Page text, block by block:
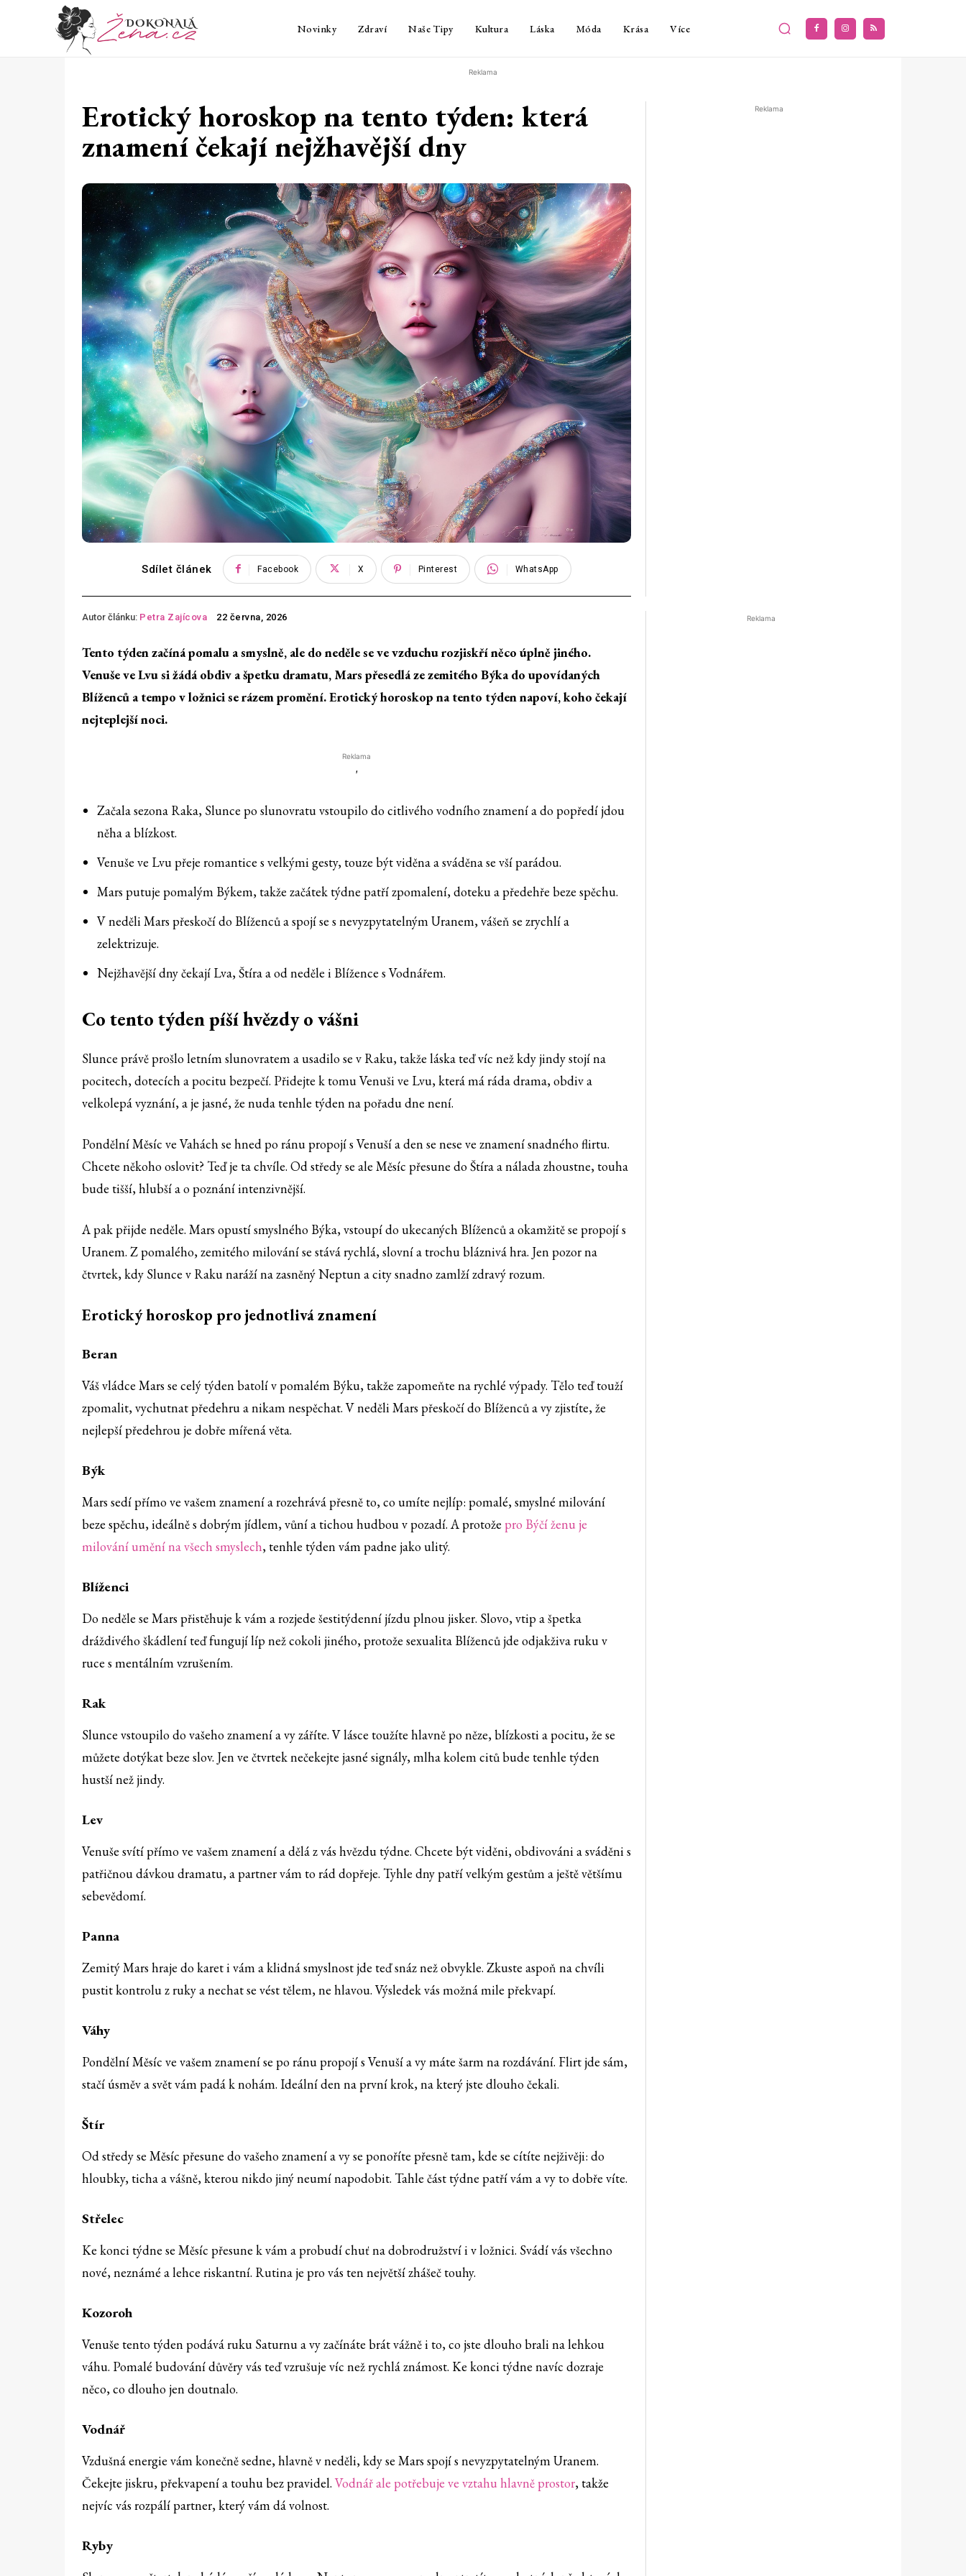
Novinky Zdraví Naše Tipy Kultura Láska Móda Krása Více
Reklama
Erotický horoskop na tento týden: která
znamení čekají nejžhavější dny
Sdílet článek Facebook X Pinterest WhatsApp
Reklama
Autor článku: Petra Zajícova 22 června, 2026
Tento týden začíná pomalu a smyslně, ale do neděle se ve vzduchu rozjiskří něco úplně jiného.
Venuše ve Lvu si žádá obdiv a špetku dramatu, Mars přesedlá ze zemitého Býka do upovídaných
Blíženců a tempo v ložnici se rázem promění. Erotický horoskop na tento týden napoví, koho čekají
nejteplejší noci.
Reklama
'
Začala sezona Raka, Slunce po slunovratu vstoupilo do citlivého vodního znamení a do popředí jdou
něha a blízkost.
Venuše ve Lvu přeje romantice s velkými gesty, touze být viděna a sváděna se vší parádou.
Mars putuje pomalým Býkem, takže začátek týdne patří zpomalení, doteku a předehře beze spěchu.
V neděli Mars přeskočí do Blíženců a spojí se s nevyzpytatelným Uranem, vášeň se zrychlí a
zelektrizuje.
Nejžhavější dny čekají Lva, Štíra a od neděle i Blížence s Vodnářem.
Co tento týden píší hvězdy o vášni
Slunce právě prošlo letním slunovratem a usadilo se v Raku, takže láska teď víc než kdy jindy stojí na
pocitech, dotecích a pocitu bezpečí. Přidejte k tomu Venuši ve Lvu, která má ráda drama, obdiv a
velkolepá vyznání, a je jasné, že nuda tenhle týden na pořadu dne není.
Pondělní Měsíc ve Vahách se hned po ránu propojí s Venuší a den se nese ve znamení snadného flirtu.
Chcete někoho oslovit? Teď je ta chvíle. Od středy se ale Měsíc přesune do Štíra a nálada zhoustne, touha
bude tišší, hlubší a o poznání intenzivnější.
A pak přijde neděle. Mars opustí smyslného Býka, vstoupí do ukecaných Blíženců a okamžitě se propojí s
Uranem. Z pomalého, zemitého milování se stává rychlá, slovní a trochu bláznivá hra. Jen pozor na
čtvrtek, kdy Slunce v Raku naráží na zasněný Neptun a city snadno zamlží zdravý rozum.
Erotický horoskop pro jednotlivá znamení
Beran
Váš vládce Mars se celý týden batolí v pomalém Býku, takže zapomeňte na rychlé výpady. Tělo teď touží
zpomalit, vychutnat předehru a nikam nespěchat. V neděli Mars přeskočí do Blíženců a vy zjistíte, že
nejlepší předehrou je dobře mířená věta.
Býk
Mars sedí přímo ve vašem znamení a rozehrává přesně to, co umíte nejlíp: pomalé, smyslné milování
beze spěchu, ideálně s dobrým jídlem, vůní a tichou hudbou v pozadí. A protože pro Býčí ženu je
milování umění na všech smyslech, tenhle týden vám padne jako ulitý.
Blíženci
Do neděle se Mars přistěhuje k vám a rozjede šestitýdenní jízdu plnou jisker. Slovo, vtip a špetka
dráždivého škádlení teď fungují líp než cokoli jiného, protože sexualita Blíženců jde odjakživa ruku v
ruce s mentálním vzrušením.
Rak
Slunce vstoupilo do vašeho znamení a vy záříte. V lásce toužíte hlavně po něze, blízkosti a pocitu, že se
můžete dotýkat beze slov. Jen ve čtvrtek nečekejte jasné signály, mlha kolem citů bude tenhle týden
hustší než jindy.
Lev
Venuše svítí přímo ve vašem znamení a dělá z vás hvězdu týdne. Chcete být viděni, obdivováni a sváděni s
patřičnou dávkou dramatu, a partner vám to rád dopřeje. Tyhle dny patří velkým gestům a ještě většímu
sebevědomí.
Panna
Zemitý Mars hraje do karet i vám a klidná smyslnost jde teď snáz než obvykle. Zkuste aspoň na chvíli
pustit kontrolu z ruky a nechat se vést tělem, ne hlavou. Výsledek vás možná mile překvapí.
Váhy
Pondělní Měsíc ve vašem znamení se po ránu propojí s Venuší a vy máte šarm na rozdávání. Flirt jde sám,
stačí úsměv a svět vám padá k nohám. Ideální den na první krok, na který jste dlouho čekali.
Štír
Od středy se Měsíc přesune do vašeho znamení a vy se ponoříte přesně tam, kde se cítíte nejživěji: do
hloubky, ticha a vášně, kterou nikdo jiný neumí napodobit. Tahle část týdne patří vám a vy to dobře víte.
Střelec
Ke konci týdne se Měsíc přesune k vám a probudí chuť na dobrodružství i v ložnici. Svádí vás všechno
nové, neznámé a lehce riskantní. Rutina je pro vás ten největší zhášeč touhy.
Kozoroh
Venuše tento týden podává ruku Saturnu a vy začínáte brát vážně i to, co jste dlouho brali na lehkou
váhu. Pomalé budování důvěry vás teď vzrušuje víc než rychlá známost. Ke konci týdne navíc dozraje
něco, co dlouho jen doutnalo.
Vodnář
Vzdušná energie vám konečně sedne, hlavně v neděli, kdy se Mars spojí s nevyzpytatelným Uranem.
Čekejte jiskru, překvapení a touhu bez pravidel. Vodnář ale potřebuje ve vztahu hlavně prostor, takže
nejvíc vás rozpálí partner, který vám dá volnost.
Ryby
Reklama